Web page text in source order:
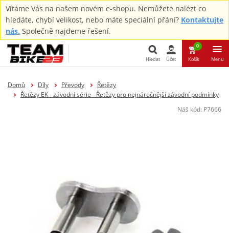
Vítáme Vás na našem novém e-shopu. Nemůžete nalézt co
hledáte, chybí velikost, nebo máte speciální přání? Kontaktujte
nás. Společně najdeme řešení.
Hledat Účet
0
Košík Menu
Domů Díly Převody
Řetězy
Řetězy EK - závodní série - Řetězy pro nejnáročnější závodní podmínky
Náš kód: P7666